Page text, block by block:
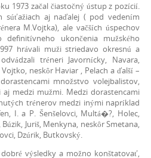
1973 začal čiastočný ústup z pozícií.
súťažiach aj naďalej ( pod vedením
M.Vojtka), ale vačších úspechov
ukončenia mužského
hrávali muži striedavo okresnú a
tréneri Javornícky, Navara,
neskôr Haviar , Pelach a ďalší –
množstvo volejbalistov,
medzi mužmi. Medzi dorastencami
trénerov medzi inými napríklad
I. a P. Šenšelovci, Multá�?, Holec,
Juriš, Menkyna, neskôr Smetana,
Dzúrik, Butkovský.
výsledky a možno konštatovať,